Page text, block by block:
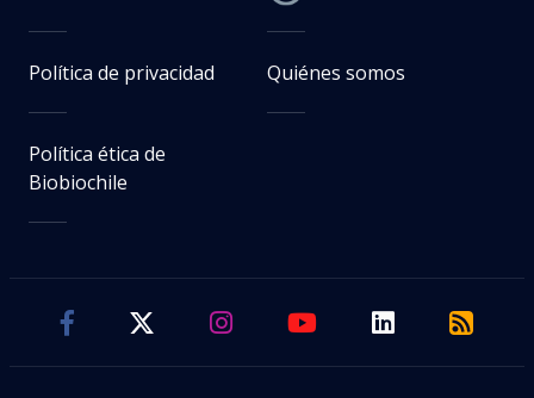
Política de privacidad Quiénes somos
Política ética de
Biobiochile